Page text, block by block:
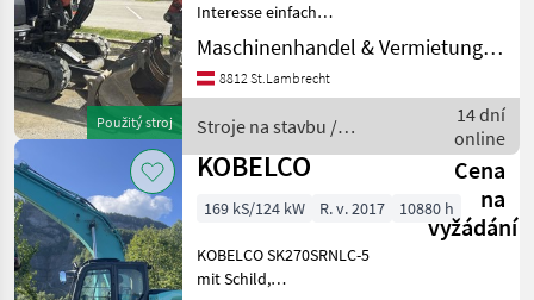
Použitý stroj
Interesse einfach
telefonisch melden.
Maschine befindet sich in
einen sehr guten Zustand!
freundlichen Grüßen
Maschinenhandel & Vermietung Eder
8812 St.Lambrecht
Stroje na stavbu /
Kubota
14 dní
online
KOBELCO
Cena
na
vyžádání
169 kS/124 kW R. v. 2017 10880 h
KOBELCO SK270SRNLC-5
mit Schild,